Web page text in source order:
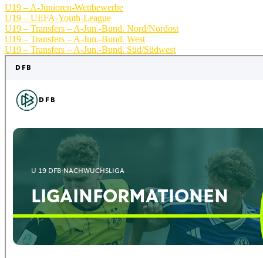
U19 – A-Junioren-Wettbewerbe
U19 – UEFA-Youth-League
U19 – Transfers – A-Jun.-Bund. Nord/Nordost
U19 – Transfers – A-Jun.-Bund. West
U19 – Transfers – A-Jun.-Bund. Süd/Südwest